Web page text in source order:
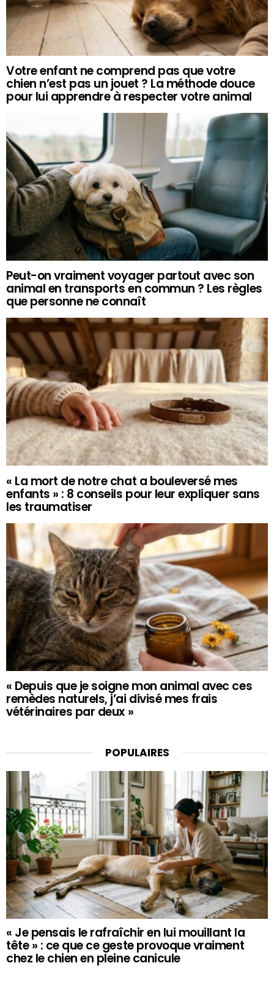
Votre enfant ne comprend pas que votre
chien n’est pas un jouet ? La méthode douce
pour lui apprendre à respecter votre animal
Peut-on vraiment voyager partout avec son
animal en transports en commun ? Les règles
que personne ne connaît
« La mort de notre chat a bouleversé mes
enfants » : 8 conseils pour leur expliquer sans
les traumatiser
« Depuis que je soigne mon animal avec ces
remèdes naturels, j’ai divisé mes frais
vétérinaires par deux »
POPULAIRES
« Je pensais le rafraîchir en lui mouillant la
tête » : ce que ce geste provoque vraiment
chez le chien en pleine canicule